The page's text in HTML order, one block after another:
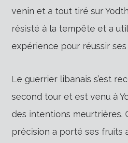
venin et a tout tiré sur
résisté à la tempête et a
expérience pour réussir
Le guerrier libanais s’est
second tour et est venu à
des intentions meurtrières.
précision a porté ses fruits